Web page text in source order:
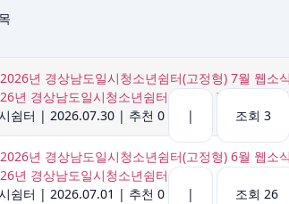
년 경상남도일시청소년쉼터(고정형) 7월 웹소식지
쉼터 | 2026.07.30 | 추천 0 | 조회 3
년 경상남도일시청소년쉼터(고정형) 6월 웹소식지
쉼터 | 2026.07.01 | 추천 0 | 조회 26